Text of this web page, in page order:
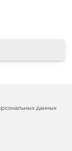
данных